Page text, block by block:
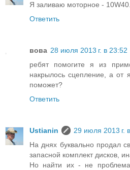
Я заливаю моторное -
Ответить
вова 28 июля 2013 г. в 23:52
ребят помогите я из
накрылось сцепление, а от
поможет?
Ответить
Ustianin
29 июля 2013 г.
На днях буквально продал
запасной комплект дисков,
Но найти их - не